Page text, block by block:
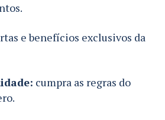
e benefícios exclusivos da
cumpra as regras do